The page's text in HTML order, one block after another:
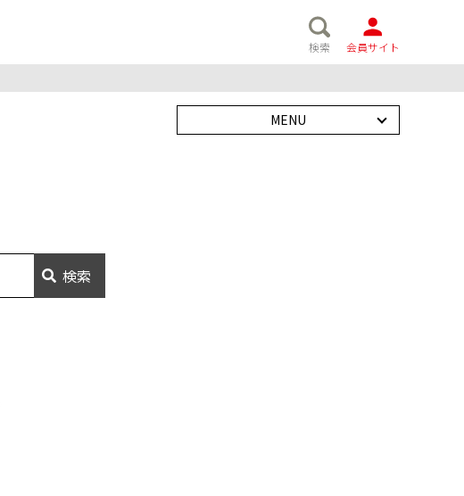
検索
会員サイト
MENU
検索